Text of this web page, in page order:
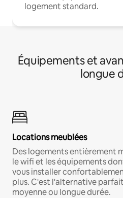
logement standard.
Équipements et
longue
Locations meublées
Des logements entièrement
le wifi et les équipements
vous installer
plus. C'est l'alternative
moyenne ou longue durée.